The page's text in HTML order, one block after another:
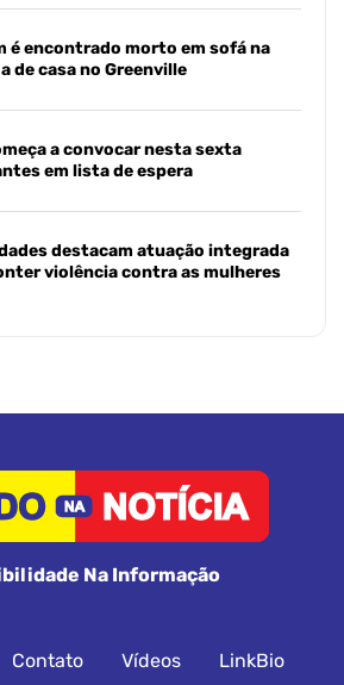
é encontrado morto em sofá na
de casa no Greenville
a convocar nesta sexta
em lista de espera
destacam atuação integrada
violência contra as mulheres
Na Informação
Contato Vídeos LinkBio